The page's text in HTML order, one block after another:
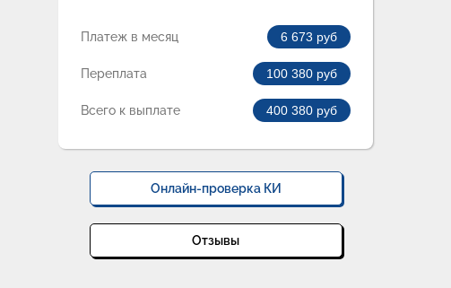
Платеж в месяц 6 673 руб
Переплата 100 380 руб
Всего к выплате 400 380 руб
Онлайн-проверка КИ
Отзывы